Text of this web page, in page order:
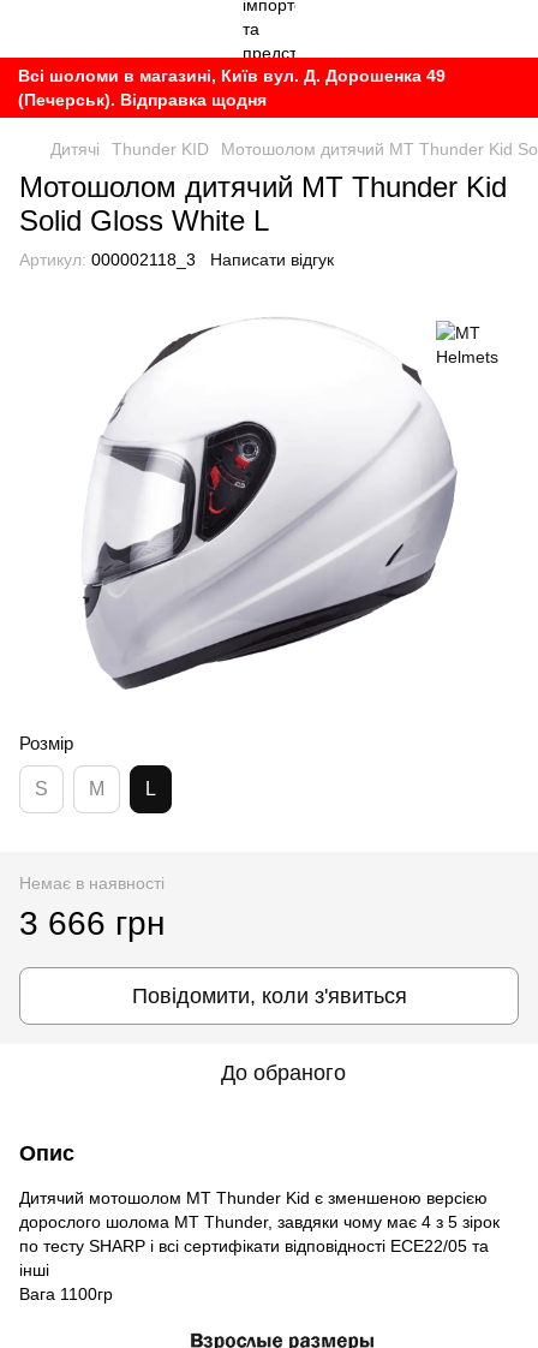
Всі шоломи в магазині, Київ вул. Д. Дорошенка 49
(Печерськ). Відправка щодня
Дитячі Thunder KID Мотошолом дитячий MT Thunder Kid
Мотошолом дитячий MT Thunder Kid
Solid Gloss White L
Артикул: 000002118_3 Написати відгук
Розмір
S M L
Немає в наявності
3 666 грн
Повідомити, коли з'явиться
До обраного
Опис
Дитячий мотошолом MT Thunder Kid є зменшеною версією
дорослого шолома MT Thunder, завдяки чому має 4 з 5 зірок
по тесту SHARP і всі сертифікати відповідності ECE22/05 та
інші
Вага 1100гр